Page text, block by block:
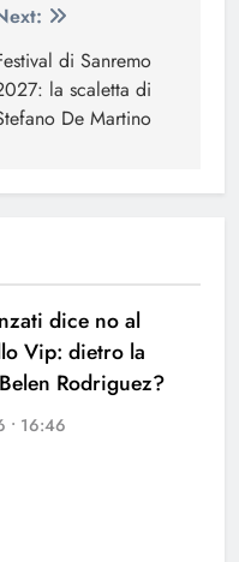
di Sanremo
la scaletta di
De Martino
dice no al
Vip: dietro la
Rodriguez?
• 16:46